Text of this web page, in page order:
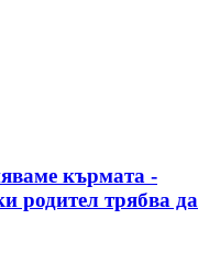
кърмата -
родител трябва да